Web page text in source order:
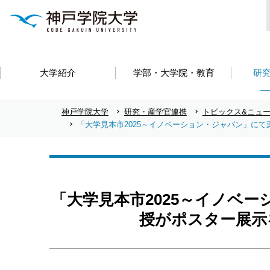
大学紹介 学部・大学院・教育 研
神戸学院大学 研究・産学官連携
トピックス&ニュ
「大学見本市2025～イノベーション・ジャパン」に
「大学見本市2025～イノベ
授がポスター展